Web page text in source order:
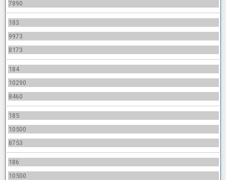
7890
183
9973
8173
184
10290
8460
185
10500
8753
186
10500